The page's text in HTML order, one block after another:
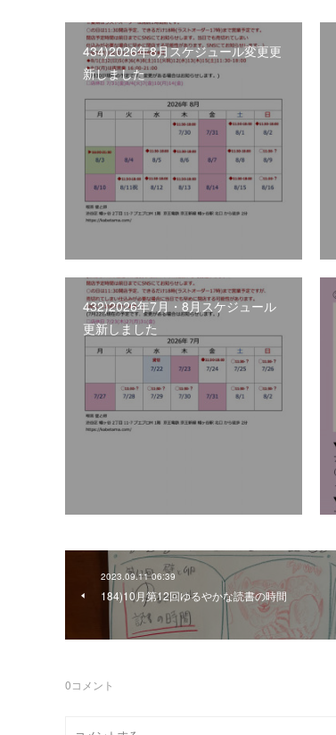
434)2026年8月スケジュール変更更
新しました
432)2026年7月・8月スケジュール
更新しました
2023.09.11 06:39
184)10月第12回ゆるやかな読書の時間
0コメント